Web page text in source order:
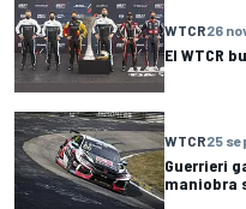
WTCR26
El WTCR
WTCR25
Guerrieri
maniobra